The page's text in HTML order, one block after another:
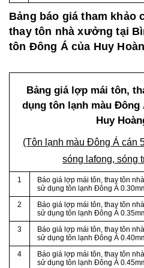
Bảng báo giá tham khảo
thay tôn nhà xưởng tại
tôn Đông Á của Huy
Bảng giá lợp mái tôn,
dụng tôn lạnh màu
Huy
(Tôn lạnh màu Đông Á cán
sóng lafong, sóng
1
Báo giá lợp mái tôn, thay tôn
sử dụng tôn lạnh Đông Á
2
Báo giá lợp mái tôn, thay tôn
sử dụng tôn lạnh Đông Á
3
Báo giá lợp mái tôn, thay tôn
sử dụng tôn lạnh Đông Á
4
Báo giá lợp mái tôn, thay tôn
sử dụng tôn lạnh Đông Á